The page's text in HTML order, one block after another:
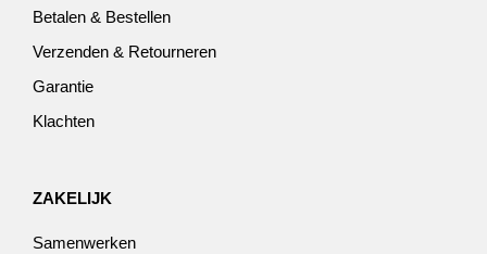
Betalen & Bestellen
Verzenden & Retourneren
Garantie
Klachten
ZAKELIJK
Samenwerken